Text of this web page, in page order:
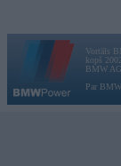
Vortāls
kopš
BMW AG.
Par